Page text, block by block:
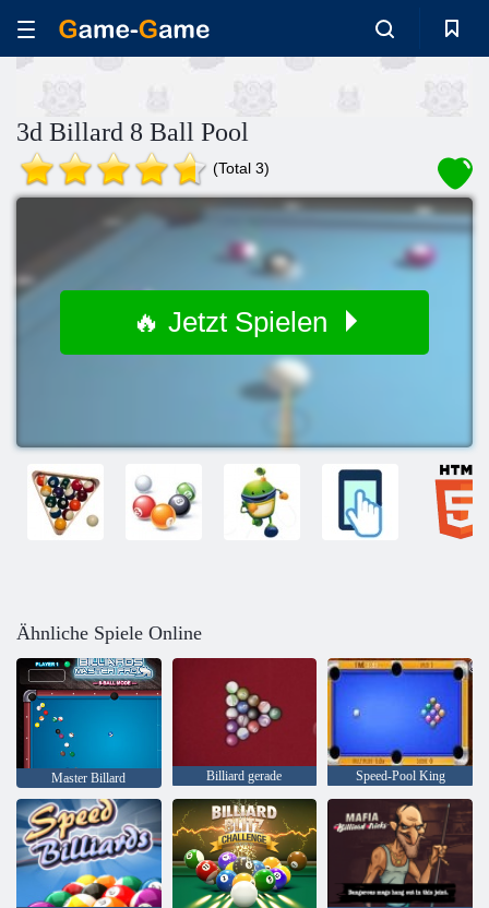
3d Billard 8 Ball Pool
(Total 3)
🔥 Jetzt Spielen
Ähnliche Spiele Online
Master Billard Billiard gerade Speed-Pool King